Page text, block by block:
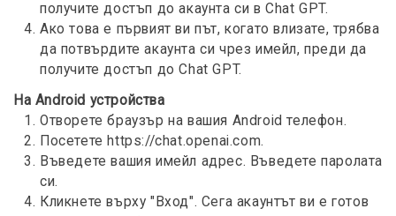
получите достъп до акаунта си в Chat GPT.
Ако това е първият ви път, когато влизате, трябва
да потвърдите акаунта си чрез имейл, преди да
получите достъп до Chat GPT.
На Android устройства
Отворете браузър на вашия Android телефон.
Посетете https://chat.openai.com.
Въведете вашия имейл адрес. Въведете паролата
си.
Кликнете върху "Вход". Сега акаунтът ви е готов